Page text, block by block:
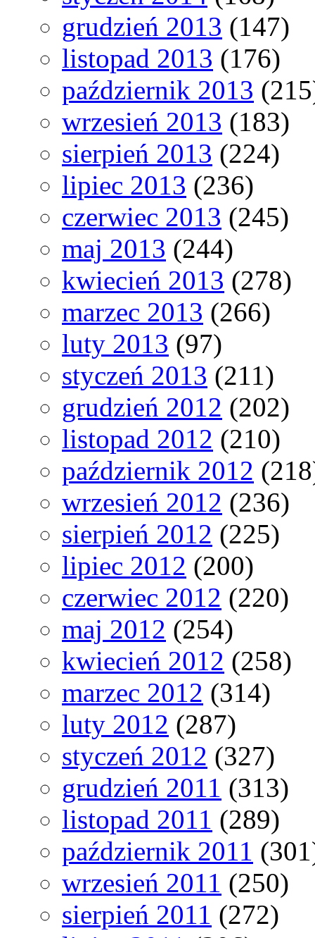
grudzień 2013 (147)
listopad 2013 (176)
październik 2013
wrzesień 2013 (183)
sierpień 2013 (224)
lipiec 2013 (236)
czerwiec 2013 (245)
maj 2013 (244)
kwiecień 2013 (278)
marzec 2013 (266)
luty 2013 (97)
styczeń 2013 (211)
grudzień 2012 (202)
listopad 2012 (210)
październik 2012
wrzesień 2012 (236)
sierpień 2012 (225)
lipiec 2012 (200)
czerwiec 2012 (220)
maj 2012 (254)
kwiecień 2012 (258)
marzec 2012 (314)
luty 2012 (287)
styczeń 2012 (327)
grudzień 2011 (313)
listopad 2011 (289)
październik 2011
wrzesień 2011 (250)
sierpień 2011 (272)